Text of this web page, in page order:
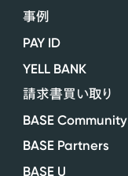
事例
PAY ID
YELL BANK
請求書買い取り
BASE Community
BASE Partners
BASE U